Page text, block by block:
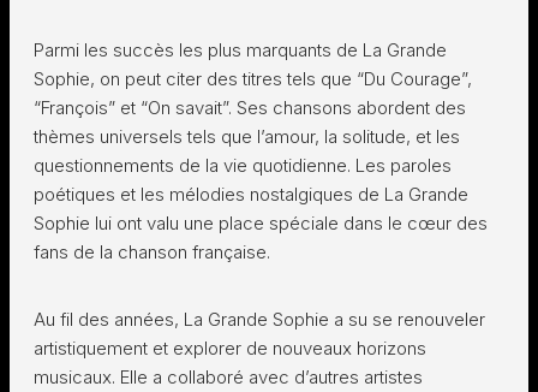
Parmi les succès les plus marquants de La Grande
Sophie, on peut citer des titres tels que “Du Courage”,
“François” et “On savait”. Ses chansons abordent des
thèmes universels tels que l’amour, la solitude, et les
questionnements de la vie quotidienne. Les paroles
poétiques et les mélodies nostalgiques de La Grande
Sophie lui ont valu une place spéciale dans le cœur des
fans de la chanson française.
Au fil des années, La Grande Sophie a su se renouveler
artistiquement et explorer de nouveaux horizons
musicaux. Elle a collaboré avec d’autres artistes